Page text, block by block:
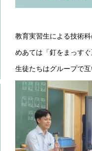
教育実習生による技術
めあては「釘をまっす
生徒たちはグループで